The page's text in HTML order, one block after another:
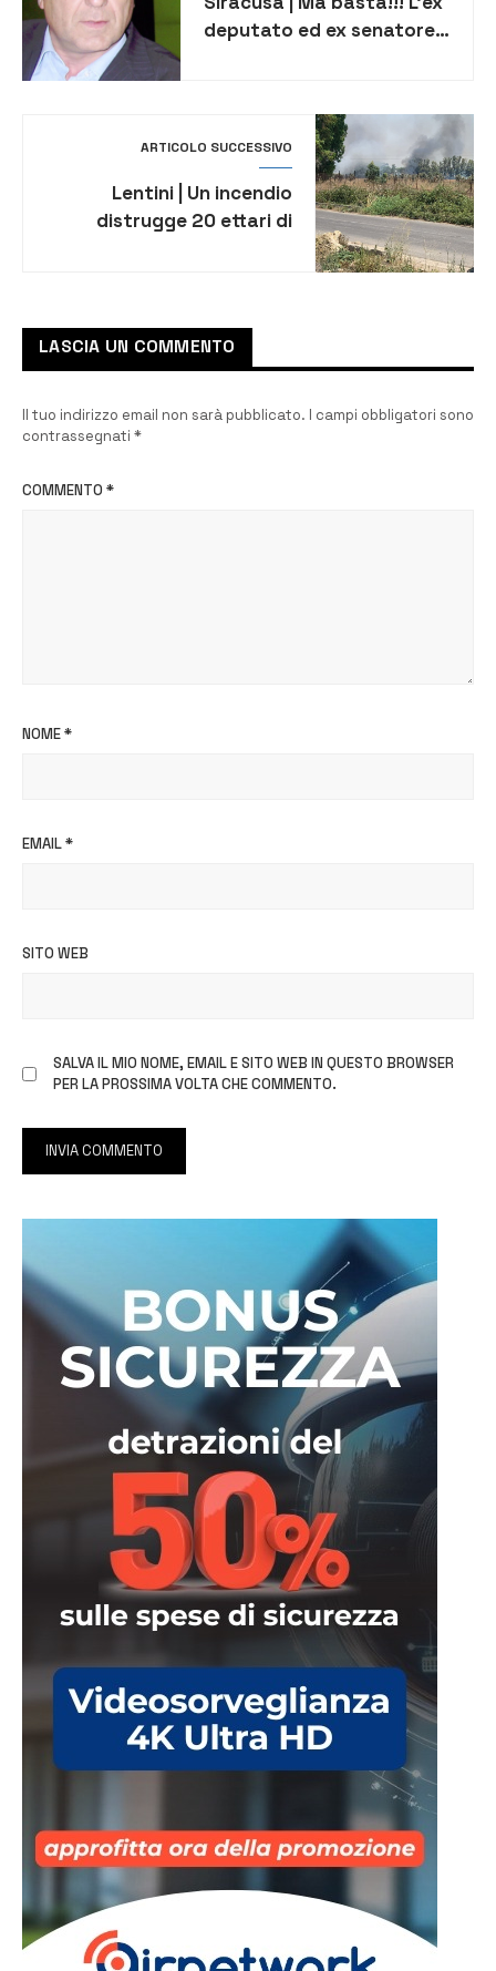
deputato ed ex senatore
ARTICOLO SUCCESSIVO
Lentini | Un incendio
distrugge 20 ettari di
sindaco Lo Faro: “La città
non si piega e non arretra”
LASCIA UN COMMENTO
Il tuo indirizzo email non sarà pubblicato. I campi obbligatori sono
contrassegnati *
COMMENTO *
NOME*
EMAIL*
SITO WEB
SALVA IL MIO NOME, EMAIL E SITO WEB IN QUESTO BROWSER
PER LA PROSSIMA VOLTA CHE COMMENTO.